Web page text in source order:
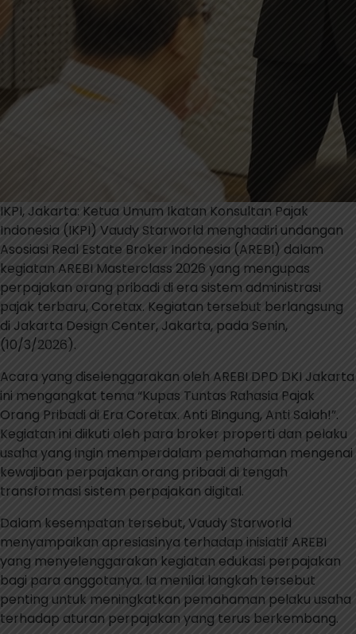
IKPI, Jakarta: Ketua Umum Ikatan Konsultan Pajak
Indonesia (IKPI) Vaudy Starworld menghadiri undangan
Asosiasi Real Estate Broker Indonesia (AREBI) dalam
kegiatan AREBI Masterclass 2026 yang mengupas
perpajakan orang pribadi di era sistem administrasi
pajak terbaru, Coretax. Kegiatan tersebut berlangsung
di Jakarta Design Center, Jakarta, pada Senin,
(10/3/2026).
Acara yang diselenggarakan oleh AREBI DPD DKI Jakarta
ini mengangkat tema “Kupas Tuntas Rahasia Pajak
Orang Pribadi di Era Coretax. Anti Bingung, Anti Salah!”.
Kegiatan ini diikuti oleh para broker properti dan pelaku
usaha yang ingin memperdalam pemahaman mengenai
kewajiban perpajakan orang pribadi di tengah
transformasi sistem perpajakan digital.
Dalam kesempatan tersebut, Vaudy Starworld
menyampaikan apresiasinya terhadap inisiatif AREBI
yang menyelenggarakan kegiatan edukasi perpajakan
bagi para anggotanya. Ia menilai langkah tersebut
penting untuk meningkatkan pemahaman pelaku usaha
terhadap aturan perpajakan yang terus berkembang.